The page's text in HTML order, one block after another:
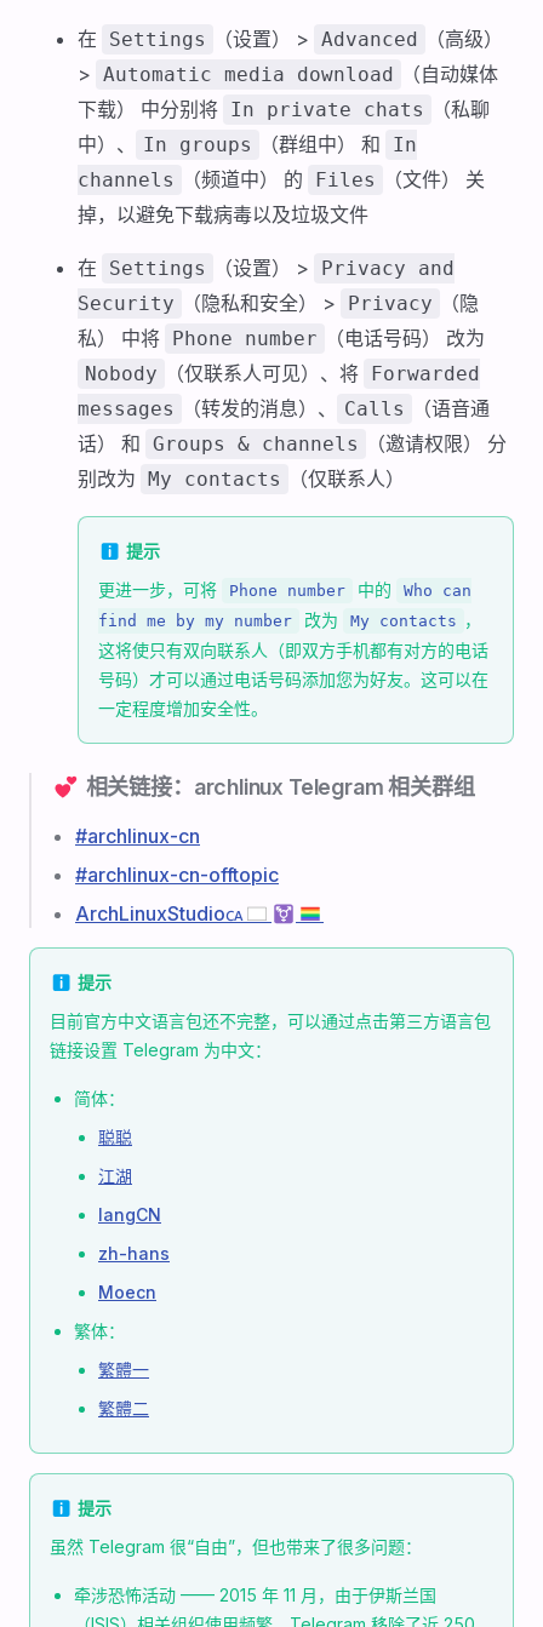
在 Settings （设置） > Advanced
（高级）
> Automatic media download
（自动媒体
下载） 中分别将 In private chats
（私聊
中）、
In groups （群组中） 和
In
channels
（频道中） 的 Files
（文件） 关
掉，以避免下载病毒以及垃圾文件
在 Settings （设置） >
Privacy and
Security
（隐私和安全） > Privacy
（隐
私） 中将 Phone number （电话号码） 改为
Nobody （仅联系人可见）、将 Forwarded
messages
（转发的消息）、 Calls
（语音通
话） 和 Groups & channels
（邀请权限） 分
别改为 My contacts （仅联系人）
ℹ️ 提示
更进一步，可将
Phone number 中的
Who can
find me by my number
改为 My contacts ，
这将使只有双向联系人（即双方手机都有对方的电话
号码）才可以通过电话号码添加您为好友。这可以在
一定程度增加安全性。
💕 相关链接：archlinux Telegram 相关群组
#archlinux-cn
#archlinux-cn-offtopic
ArchLinuxStudio🇨🇦🏳️‍⚧️🏳️‍🌈
ℹ️ 提示
目前官方中文语言包还不完整，可以通过点击第三方语言包
链接设置 Telegram 为中文：
简体：
聪聪
江湖
langCN
zh-hans
Moecn
繁体：
繁體一
繁體二
ℹ️ 提示
虽然 Telegram 很“自由”，但也带来了很多问题：
牵涉恐怖活动 —— 2015 年 11 月，由于伊斯兰国